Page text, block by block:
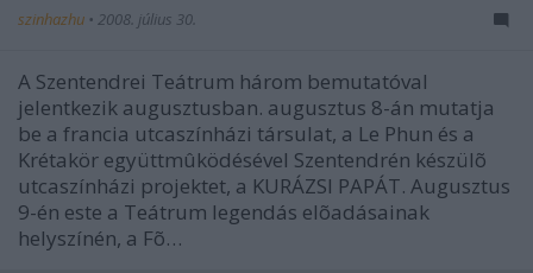
szinhazhu • 2008. július 30.
A Szentendrei Teátrum három bemutatóval
jelentkezik augusztusban. augusztus 8-án mutatja
be a francia utcaszínházi társulat, a Le Phun és a
Krétakör együttmûködésével Szentendrén készülõ
utcaszínházi projektet, a KURÁZSI PAPÁT. Augusztus
9-én este a Teátrum legendás elõadásainak
helyszínén, a Fõ…